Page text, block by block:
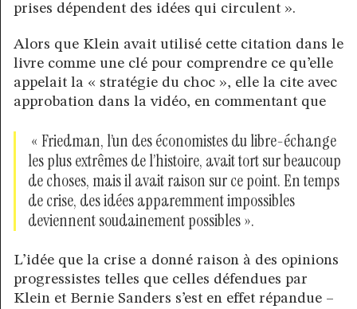
prises dépendent des idées qui circulent ».
Alors que Klein avait utilisé cette citation dans le
livre comme une clé pour comprendre ce qu’elle
appelait la « stratégie du choc », elle la cite avec
approbation dans la vidéo, en commentant que
« Friedman, l’un des économistes du libre-échange
les plus extrêmes de l’histoire, avait tort sur beaucoup
de choses, mais il avait raison sur ce point. En temps
de crise, des idées apparemment impossibles
deviennent soudainement possibles ».
L’idée que la crise a donné raison à des opinions
progressistes telles que celles défendues par
Klein et Bernie Sanders s’est en effet répandue –